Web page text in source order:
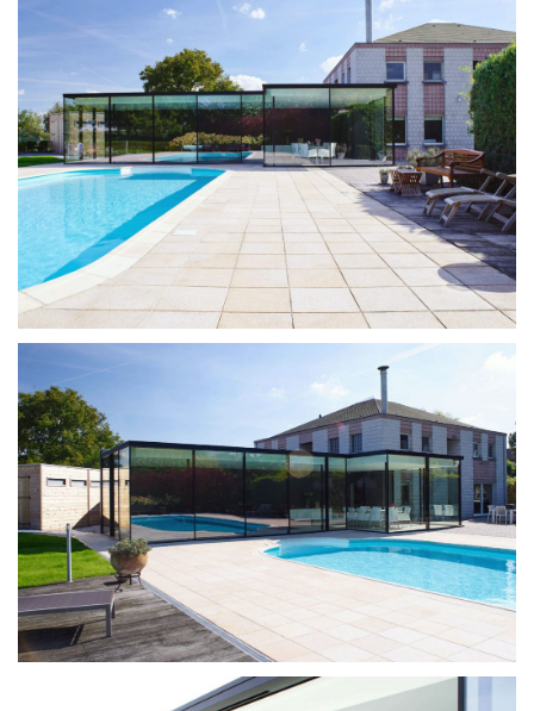
SYSTÈME
RÉSEAU
À PROPOS
TÉLÉCHARGEMENTS
DEVENEZ PARTENAIRE
CONTACT FRANCE
DIMOS@ORAMAMINIMALFRAMES.COM
+30 6947567344
LOGIN